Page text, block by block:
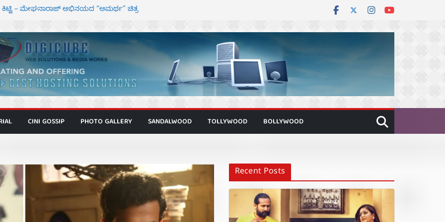
ಕಿಟ್ಟಿ – ಮೇಘನಾರಾಜ್ ಅಭಿನಯದ “ಅಮರ್ಥ” ಚಿತ್ರ
ಶಿವಣ್ಣ ಅಭಿನಯದ ‘ಬಾಸ್’ ಚಿತ್ರ ತೆರೆಗೆ
ಮಿತ್ರ ಅಭಿನಯದ “ಮಹಾನ್” ಫಸ್ಟ್ ಲುಕ್
ಮೋಹನ್ ರಾಜ ಜೋಡಿಯ ಹೊಸ ಸಿನಿಮಾ
CINI GOSSIP PHOTO GALLERY SANDALWOOD TOLLYWOOD BOLLYWOOD
Recent Posts